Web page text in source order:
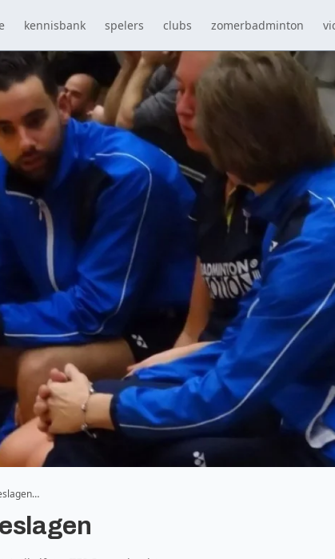
kennisbank spelers clubs zomerbadminton